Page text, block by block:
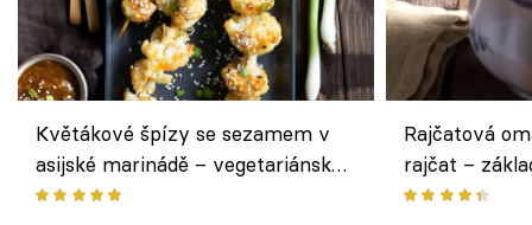
Květákové špízy se sezamem v
asijské marinádě – vegetariánská
chuťovka z grilu
Rajčatová
rajčat –